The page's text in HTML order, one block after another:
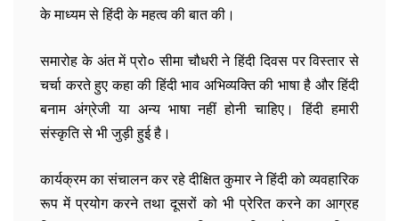
के माध्यम से हिंदी के महत्व की बात की।
समारोह के अंत में प्रो० सीमा चौधरी ने हिंदी दिवस पर विस्तार से
चर्चा करते हुए कहा की हिंदी भाव अभिव्यक्ति की भाषा है और हिंदी
बनाम अंग्रेजी या अन्य भाषा नहीं होनी चाहिए। हिंदी हमारी
संस्कृति से भी जुड़ी हुई है।
कार्यक्रम का संचालन कर रहे दीक्षित कुमार ने हिंदी को व्यवहारिक
रूप में प्रयोग करने तथा दूसरों को भी प्रेरित करने का आग्रह